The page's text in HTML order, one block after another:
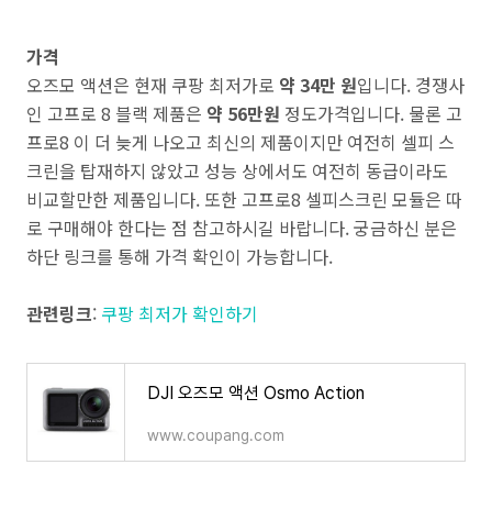
가격
오즈모 액션은 현재 쿠팡 최저가로 약 34만 원입니다. 경쟁사
인 고프로 8 블랙 제품은 약 56만원 정도가격입니다. 물론 고
프로8 이 더 늦게 나오고 최신의 제품이지만 여전히 셀피 스
크린을 탑재하지 않았고 성능 상에서도 여전히 동급이라도
비교할만한 제품입니다. 또한 고프로8 셀피스크린 모듈은 따
로 구매해야 한다는 점 참고하시길 바랍니다. 궁금하신 분은
하단 링크를 통해 가격 확인이 가능합니다.
관련링크: 쿠팡 최저가 확인하기
DJI 오즈모 액션 Osmo Action
www.coupang.com